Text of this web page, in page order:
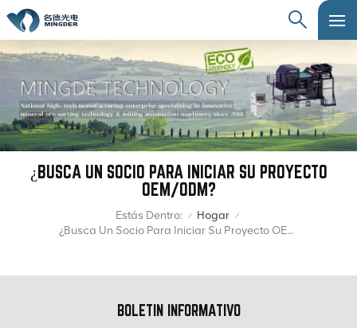
¿BUSCA UN SOCIO PARA INICIAR SU PROYECTO
OEM/ODM?
Estás Dentro: / Hogar /
¿Busca Un Socio Para Iniciar Su Proyecto OEM/ODM?
BOLETIN INFORMATIVO